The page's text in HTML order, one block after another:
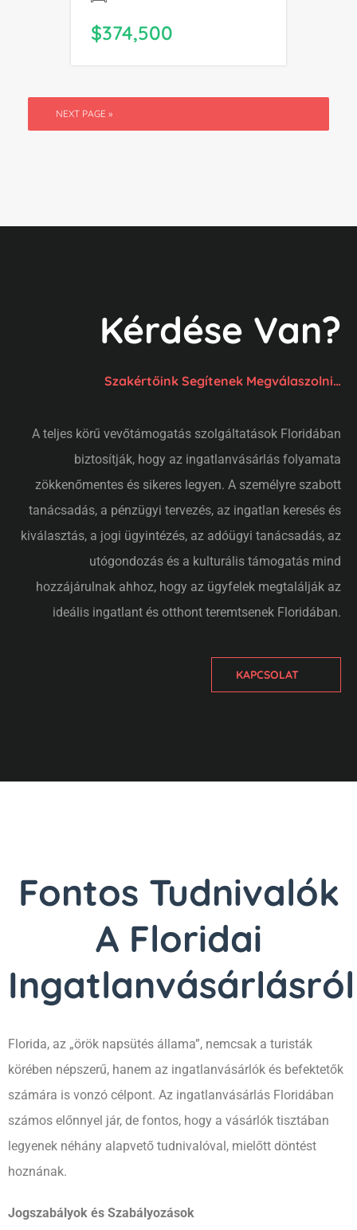
$374,500
NEXT PAGE »
Kérdése Van?
Szakértőink Segítenek Megválaszolni…
A teljes körű vevőtámogatás szolgáltatások Floridában
biztosítják, hogy az ingatlanvásárlás folyamata
zökkenőmentes és sikeres legyen. A személyre szabott
tanácsadás, a pénzügyi tervezés, az ingatlan keresés és
kiválasztás, a jogi ügyintézés, az adóügyi tanácsadás, az
utógondozás és a kulturális támogatás mind
hozzájárulnak ahhoz, hogy az ügyfelek megtalálják az
ideális ingatlant és otthont teremtsenek Floridában.
KAPCSOLAT
Fontos Tudnivalók
A Floridai
Ingatlanvásárlásról
Florida, az „örök napsütés állama”, nemcsak a turisták
körében népszerű, hanem az ingatlanvásárlók és befektetők
számára is vonzó célpont. Az ingatlanvásárlás Floridában
számos előnnyel jár, de fontos, hogy a vásárlók tisztában
legyenek néhány alapvető tudnivalóval, mielőtt döntést
hoznának.
Jogszabályok és Szabályozások